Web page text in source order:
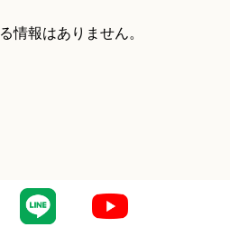
情報はありません。